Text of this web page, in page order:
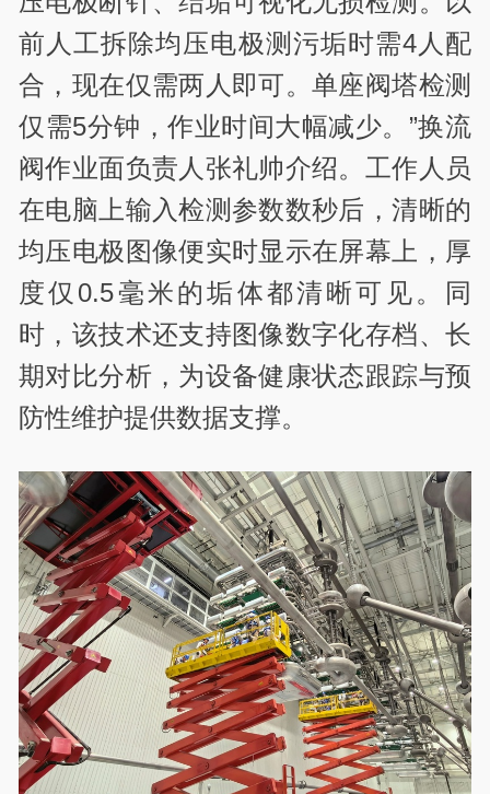
前人工拆除均压电极测污垢时需4人配
合，现在仅需两人即可。单座阀塔检测
仅需5分钟，作业时间大幅减少。”换流
阀作业面负责人张礼帅介绍。工作人员
在电脑上输入检测参数数秒后，清晰的
均压电极图像便实时显示在屏幕上，厚
度仅0.5毫米的垢体都清晰可见。同
时，该技术还支持图像数字化存档、长
期对比分析，为设备健康状态跟踪与预
防性维护提供数据支撑。